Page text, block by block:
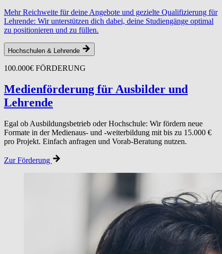
Mehr Reichweite für deine Angebote und gezielte Qualifizierung für
Lehrende: Wir unterstützen dich dabei, deine Studiengänge optimal
zu positionieren und zu füllen.
Hochschulen & Lehrende
100.000€ FÖRDERUNG
Medi­en­förderung für Ausbilder und
Lehrende
Egal ob Ausbildungsbetrieb oder Hochschule: Wir fördern neue
Formate in der Medienaus- und -weiterbildung mit bis zu 15.000 €
pro Projekt. Einfach anfragen und Vorab-Beratung nutzen.
Zur Förderung